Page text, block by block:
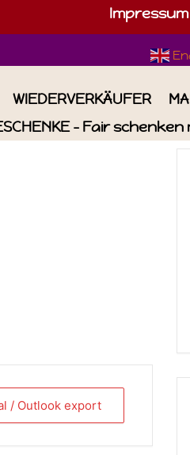
Impressum
WIEDERVERKÄUFER
– Fair
/ Outlook export